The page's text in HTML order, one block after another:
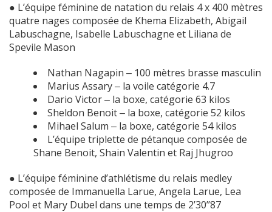
● L’équipe féminine de natation du relais 4 x 400 mètres
quatre nages composée de Khema Elizabeth, Abigail
Labuschagne, Isabelle Labuschagne et Liliana de
Spevile Mason
Nathan Nagapin ‒ 100 mètres brasse masculin
Marius Assary ‒ la voile catégorie 4.7
Dario Victor ‒ la boxe, catégorie 63 kilos
Sheldon Benoit ‒ la boxe, catégorie 52 kilos
Mihael Salum ‒ la boxe, catégorie 54 kilos
L’équipe triplette de pétanque composée de
Shane Benoit, Shain Valentin et Raj Jhugroo
● L’équipe féminine d’athlétisme du relais medley
composée de Immanuella Larue, Angela Larue, Lea
Pool et Mary Dubel dans une temps de 2’30’’87